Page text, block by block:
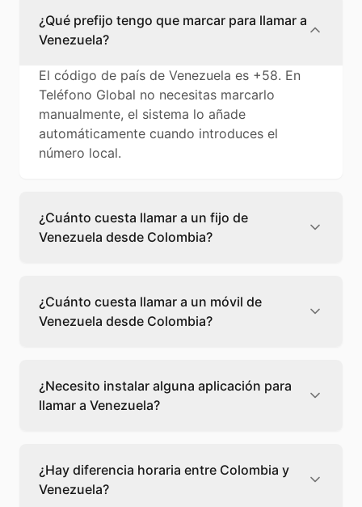
¿Qué prefijo tengo que marcar para llamar a
Venezuela?
El código de país de Venezuela es +58. En
Teléfono Global no necesitas marcarlo
manualmente, el sistema lo añade
automáticamente cuando introduces el
número local.
¿Cuánto cuesta llamar a un fijo de
Venezuela desde Colombia?
cuesta 0,11 €/min con Teléfono Global. Verás
el precio exacto antes de marcar para que
sepas qué vas a gastar.
¿Cuánto cuesta llamar a un móvil de
Venezuela desde Colombia?
Colombia cuesta 0,23 €/min con Teléfono
Global. Pagas solo los minutos que hablas, sin
cuotas ni permanencia.
¿Necesito instalar alguna aplicación para
llamar a Venezuela?
desde tu navegador web. Solo necesitas una
conexión a internet y podrás llamar
directamente a Venezuela.
¿Hay diferencia horaria entre Colombia y
Venezuela?